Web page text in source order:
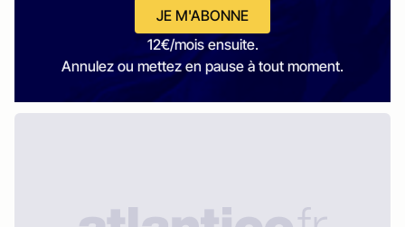
JE M'ABONNE
12€/mois ensuite.
Annulez ou mettez en pause à tout moment.